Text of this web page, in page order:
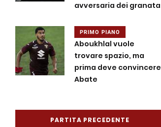
avversaria dei granata
PRIMO PIANO
Aboukhlal vuole
trovare spazio, ma
prima deve convincere
Abate
PARTITA PRECEDENTE